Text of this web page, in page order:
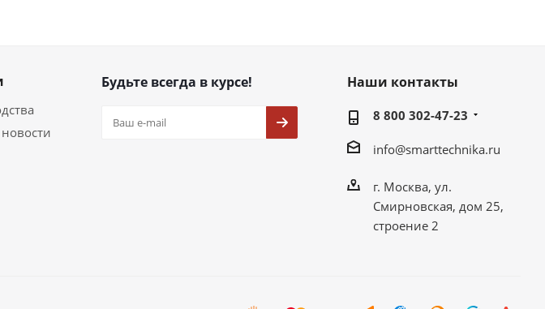
Будьте всегда в курсе! Наши контакты
8 800 302-47-23
info@smarttechnika.ru
г. Москва, ул.
Смирновская, дом 25,
строение 2